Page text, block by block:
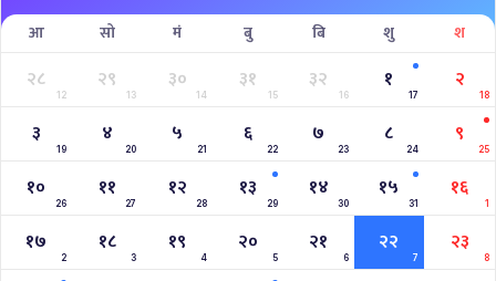
आ सो मं बु बि शु श
२८
12
२९
13
३०
14
३१
15
३२
16
१
17
२
18
३
19
४
20
५
21
६
22
७
23
८
24
९
25
१०
26
११
27
१२
28
१३
29
१४
30
१५
31
१६
1
१७
2
१८
3
१९
4
२०
5
२१
6
२२
7
२३
8